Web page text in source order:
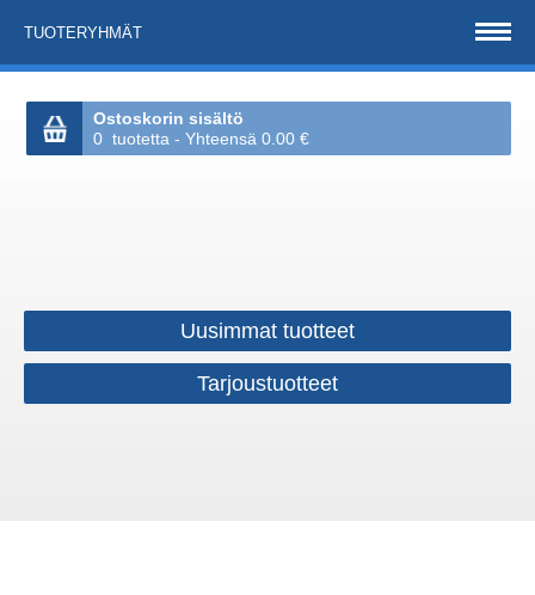
TUOTERYHMÄT
Ostoskorin sisältö
0 tuotetta - Yhteensä 0.00 €
Uusimmat tuotteet
Tarjoustuotteet